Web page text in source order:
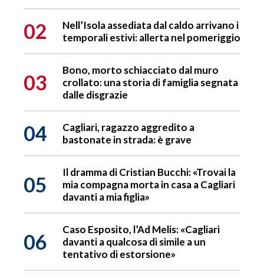
02
Nell’Isola assediata dal caldo arrivano i
temporali estivi: allerta nel pomeriggio
03
Bono, morto schiacciato dal muro
crollato: una storia di famiglia segnata
dalle disgrazie
04
Cagliari, ragazzo aggredito a
bastonate in strada: è grave
05
Il dramma di Cristian Bucchi: «Trovai la
mia compagna morta in casa a Cagliari
davanti a mia figlia»
06
Caso Esposito, l’Ad Melis: «Cagliari
davanti a qualcosa di simile a un
tentativo di estorsione»